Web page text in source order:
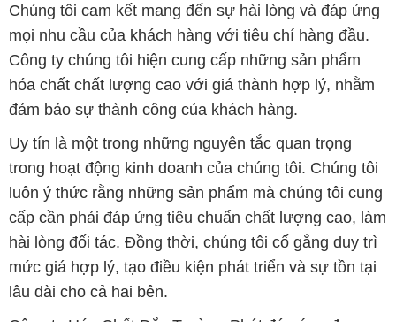
Chúng tôi cam kết mang đến sự hài lòng và đáp ứng
mọi nhu cầu của khách hàng với tiêu chí hàng đầu.
Công ty chúng tôi hiện cung cấp những sản phẩm
hóa chất chất lượng cao với giá thành hợp lý, nhằm
đảm bảo sự thành công của khách hàng.
Uy tín là một trong những nguyên tắc quan trọng
trong hoạt động kinh doanh của chúng tôi. Chúng tôi
luôn ý thức rằng những sản phẩm mà chúng tôi cung
cấp cần phải đáp ứng tiêu chuẩn chất lượng cao, làm
hài lòng đối tác. Đồng thời, chúng tôi cố gắng duy trì
mức giá hợp lý, tạo điều kiện phát triển và sự tồn tại
lâu dài cho cả hai bên.